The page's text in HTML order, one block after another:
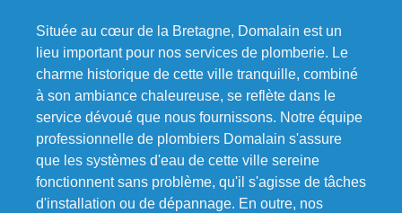
Située au cœur de la Bretagne, Domalain est un
lieu important pour nos services de plomberie. Le
charme historique de cette ville tranquille, combiné
à son ambiance chaleureuse, se reflète dans le
service dévoué que nous fournissons. Notre équipe
professionnelle de plombiers Domalain s'assure
que les systèmes d'eau de cette ville sereine
fonctionnent sans problème, qu'il s'agisse de tâches
d'installation ou de dépannage. En outre, nos